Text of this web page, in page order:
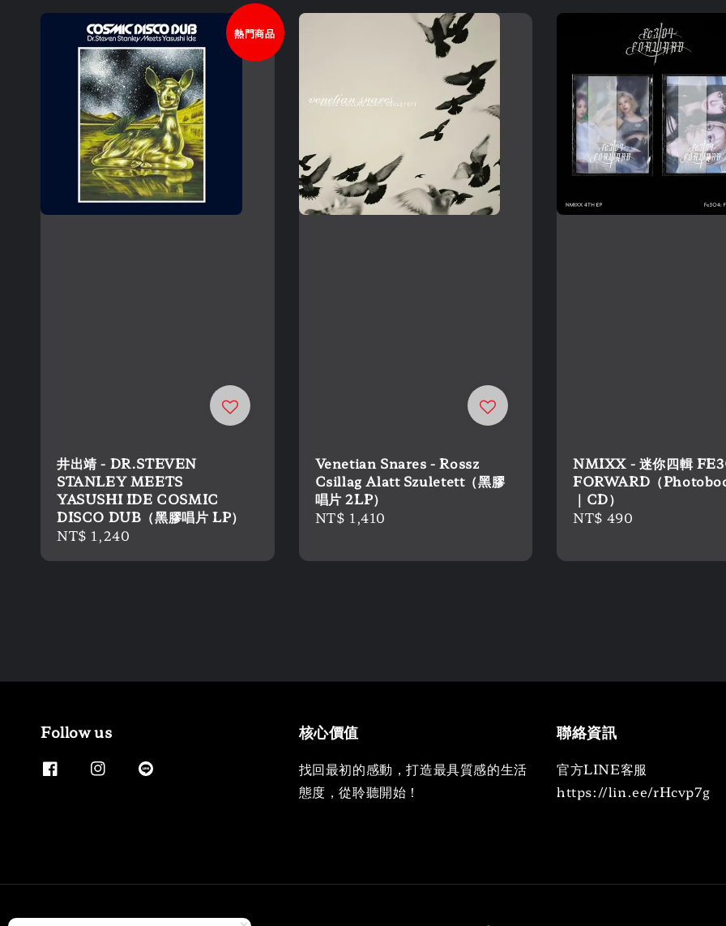
熱門商品
井出靖 - DR.STEVEN
STANLEY MEETS
YASUSHI IDE COSMIC
DISCO DUB（黑膠唱片 LP）
Regular
NT$ 1,240
Venetian Snares - Rossz
Csillag Alatt Szuletett（黑膠
唱片 2LP）
Regular
NT$ 1,410
NMIXX - 迷你四輯
FORWARD（
｜CD）
Regular
NT$ 490
Follow us 核心價值
找回最初的感動，打造最具質感的生活
態度，從聆聽開始！
聯絡資訊
官方LINE客服
https://lin.ee/rHcvp7g